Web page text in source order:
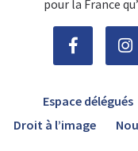
pour la France
Espace délégués
Droit à l’image